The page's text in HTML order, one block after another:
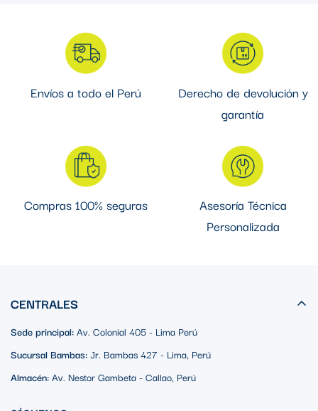
Envíos a todo el Perú
Derecho de devolución y
garantía
Compras 100% seguras
Asesoría Técnica
Personalizada
CENTRALES
Sede principal:Av. Colonial 405 - Lima Perú
Sucursal Bambas:Jr. Bambas 427 - Lima, Perú
Almacén:Av. Nestor Gambeta - Callao, Perú